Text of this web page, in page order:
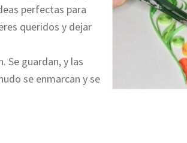
perfectas para
queridos y dejar
Se guardan, y las
se enmarcan y se